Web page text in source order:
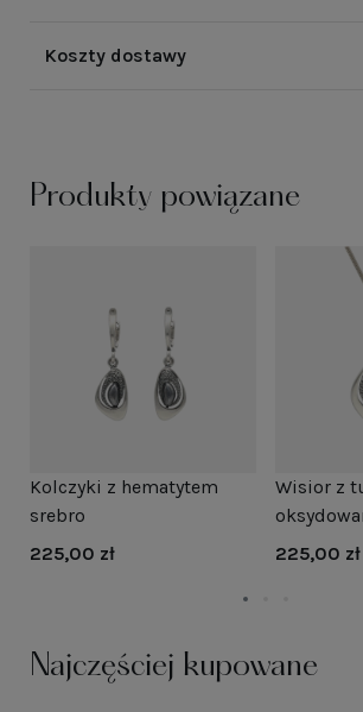
Koszty dostawy
Produkty powiązane
Kolczyki z hematytem
srebro
225,00 zł
Wisior z
225,00 zł
Najczęściej kupowane